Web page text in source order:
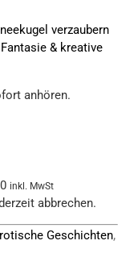
verzaubern
& kreative
anhören.
inkl. MwSt
abbrechen.
Geschichten,